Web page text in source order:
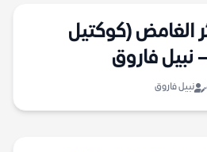
الغامض (كوكتيل
نبيل فاروق